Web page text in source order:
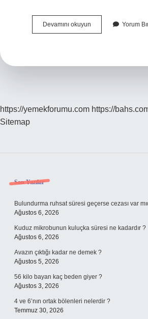
Devamını okuyun
Verme
Yorum
https://yemekforumu.com https://
Sitemap
Sidebar
Son Yazılar
Bulundurma ruhsat süresi geçerse cezası var
Ağustos 6, 2026
Kuduz mikrobunun kuluçka süresi ne kadardır ?
Ağustos 6, 2026
Avazın çıktığı kadar ne demek ?
Ağustos 5, 2026
56 kilo bayan kaç beden giyer ?
Ağustos 3, 2026
4 ve 6’nın ortak bölenleri nelerdir ?
Temmuz 30, 2026